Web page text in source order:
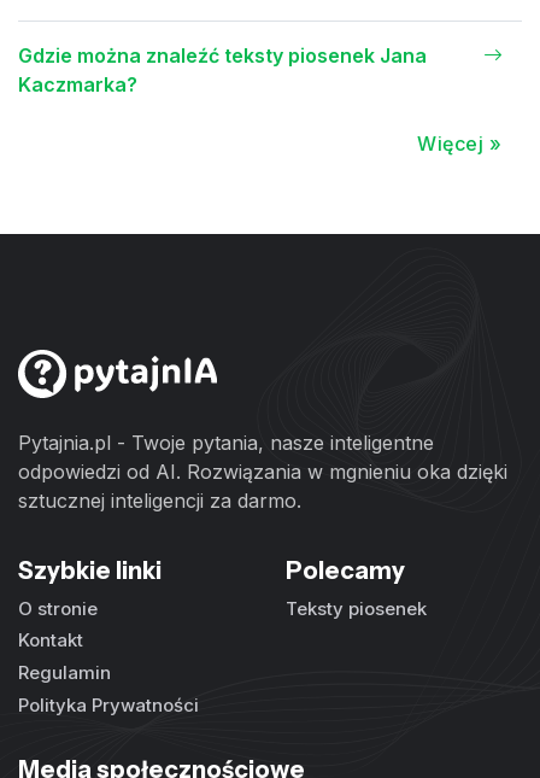
Gdzie można znaleźć teksty piosenek Jana
Kaczmarka?
Więcej »
Pytajnia.pl - Twoje pytania, nasze inteligentne
odpowiedzi od AI. Rozwiązania w mgnieniu oka dzięki
sztucznej inteligencji za darmo.
Szybkie linki
O stronie
Kontakt
Regulamin
Polityka Prywatności
Polecamy
Teksty piosenek
Media społecznościowe